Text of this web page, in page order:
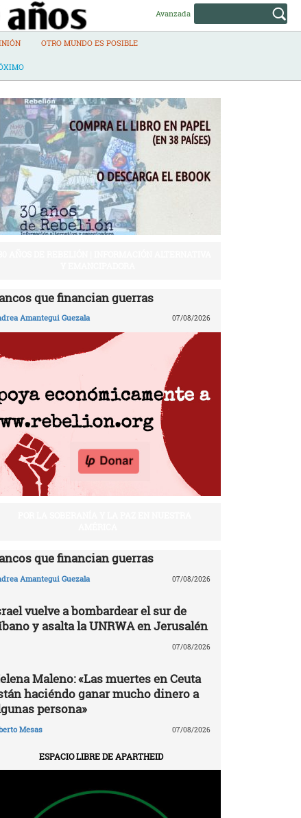
Avanzada
OTRO MUNDO ES POSIBLE
que financian guerras
Amantegui Guezala 07/08/2026
que financian guerras
Amantegui Guezala 07/08/2026
vuelve a bombardear el sur de
y asalta la UNRWA en Jerusalén
07/08/2026
Maleno: «Las muertes en Ceuta
haciéndo ganar mucho dinero a
persona»
Mesas 07/08/2026
ESPACIO LIBRE DE APARTHEID